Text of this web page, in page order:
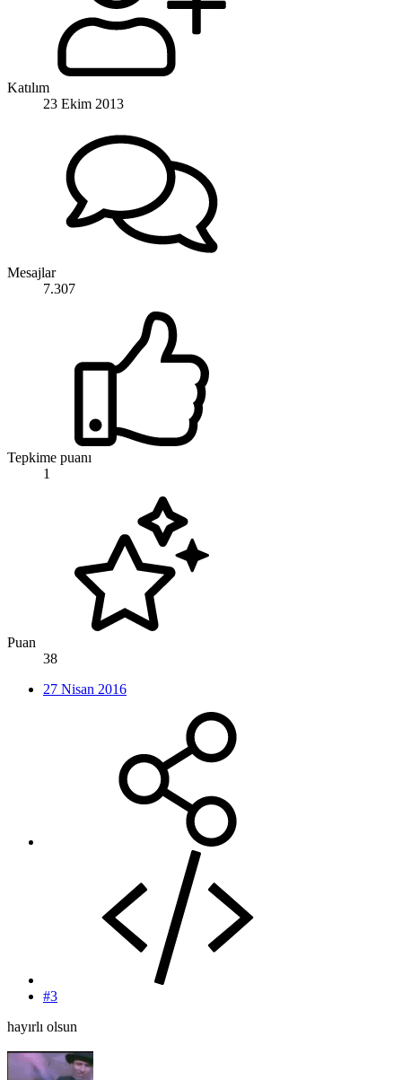
Katılım
23 Ekim 2013
Mesajlar
7.307
Tepkime puanı
1
Puan
38
27 Nisan 2016
#3
hayırlı olsun